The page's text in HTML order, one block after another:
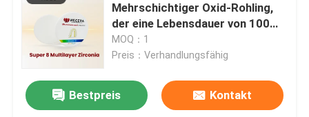
Mehrschichtiger Oxid-Rohling,
der eine Lebensdauer von 100
Jahren bietet, konzipiert für
langlebige
MOQ：1
Preis：Verhandlungsfähig
Bestpreis Kontakt